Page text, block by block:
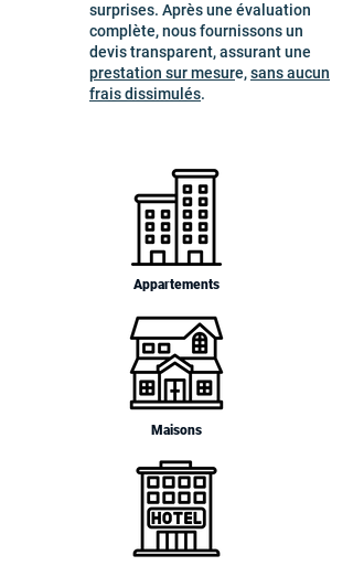
surprises. Après une évaluation
complète, nous fournissons un
devis transparent, assurant une
prestation sur mesure,sans aucun
frais dissimulés.
Appartements
Maisons